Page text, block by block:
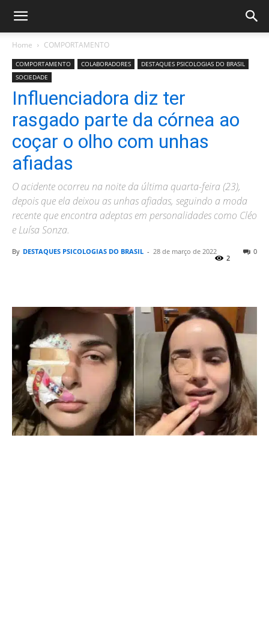
Home COMPORTAMENTO
COMPORTAMENTO COLABORADORES
DESTAQUES PSICOLOGIAS DO BRASIL
SOCIEDADE
Influenciadora diz ter
rasgado parte da córnea ao
coçar o olho com unhas
afiadas
O acidente ocorreu na noite da última quarta-feira (23),
depois que ela deixou as unhas afiadas, seguindo a moda
recente que encontra adeptas em personalidades como Cléo
e Luísa Sonza.
By DESTAQUES PSICOLOGIAS DO BRASIL - 28 de março de 2022 0
2